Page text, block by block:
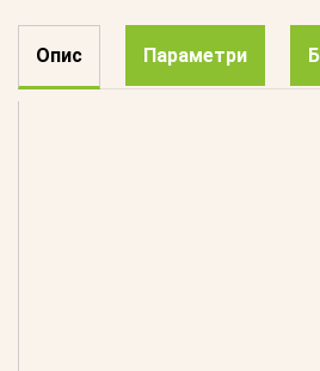
Опис Параметри